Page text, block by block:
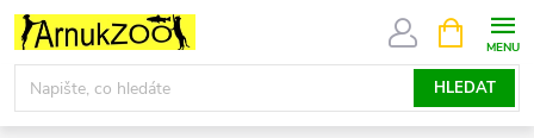
Přejít
obsah
HLEDAT
NÁKUPNÍ
KOŠÍK